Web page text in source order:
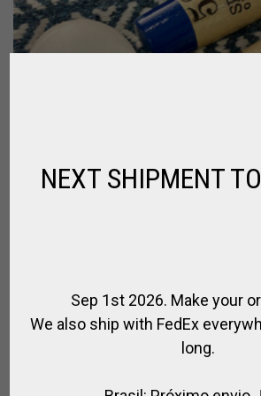
TACO PARA PONY – 40 A 47¨
NEXT SHIPMENT
Sep 1st 2026. Make your
We also ship with FedEx
long.